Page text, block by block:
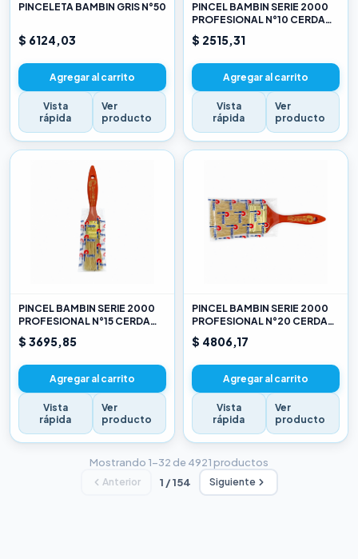
PINCELETA BAMBIN GRIS N°50
$ 6124,03
Agregar al carrito
Vista
rápida
Ver
producto
PINCEL BAMBIN SERIE 2000
PROFESIONAL N°10 CERDA
CHINA BLANCA
$ 2515,31
Agregar al carrito
Vista
rápida
Ver
producto
PINCEL BAMBIN SERIE 2000
PROFESIONAL N°15 CERDA
CHINA BLANCA
$ 3695,85
Agregar al carrito
Vista
rápida
Ver
producto
PINCEL BAMBIN SERIE 2000
PROFESIONAL N°20 CERDA
CHINA BLANCA
$ 4806,17
Agregar al carrito
Vista
rápida
Ver
producto
Mostrando 1–32 de 4921 productos
Anterior 1 / 154 Siguiente